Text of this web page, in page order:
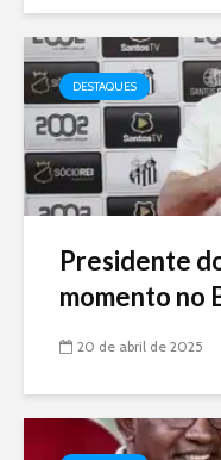
DESTAQUES
Presidente
momento no
20 de abril de 2025